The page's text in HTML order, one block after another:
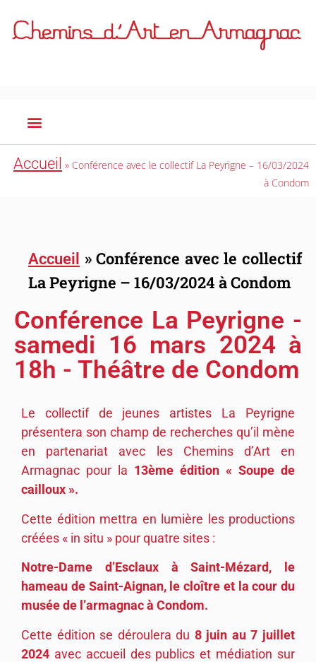
Accueil » Conférence avec le collectif La Peyrigne – 16/03/2024
à Condom
Accueil »Conférence avec le collectif
La Peyrigne – 16/03/2024 à Condom
Conférence La Peyrigne -
samedi 16 mars 2024 à
18h - Théâtre de Condom
Le collectif de jeunes artistes La Peyrigne
présentera son champ de recherches qu’il mène
en partenariat avec les Chemins d’Art en
Armagnac pour la 13ème édition « Soupe de
cailloux ».
Cette édition mettra en lumière les productions
créées « in situ » pour quatre sites :
Notre-Dame d’Esclaux à Saint-Mézard, le
hameau de Saint-Aignan, le cloître et la cour du
musée de l’armagnac à Condom.
Cette édition se déroulera du 8 juin au 7 juillet
2024 avec accueil des publics et médiation sur